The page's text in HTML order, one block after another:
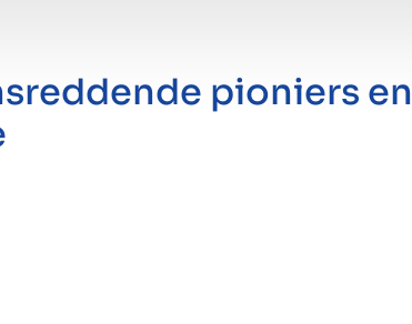
pioniers en